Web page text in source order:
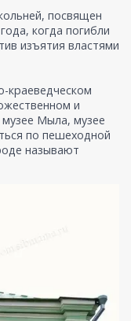
посвящен
когда погибли
изъятия властями
краеведческом
и
Мыла, музее
по пешеходной
называют